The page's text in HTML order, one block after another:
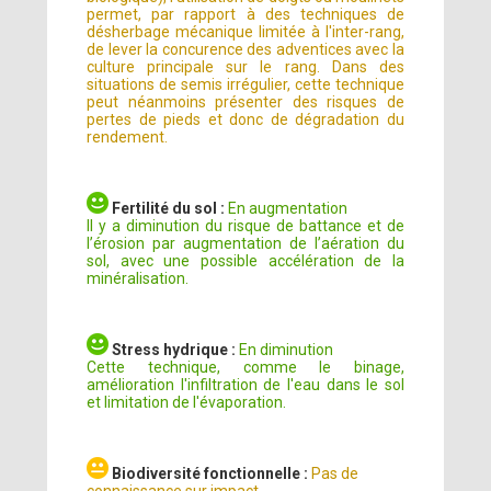
permet, par rapport à des techniques de
désherbage mécanique limitée à l'inter-rang,
de lever la concurence des adventices avec la
culture principale sur le rang. Dans des
situations de semis irrégulier, cette technique
peut néanmoins présenter des risques de
pertes de pieds et donc de dégradation du
rendement.
Fertilité du sol : En augmentation
Il y a diminution du risque de battance et de
l’érosion par augmentation de l’aération du
sol, avec une possible accélération de la
minéralisation.
Stress hydrique : En diminution
Cette technique, comme le binage,
amélioration l'infiltration de l'eau dans le sol
et limitation de l'évaporation.
Biodiversité fonctionnelle : Pas de